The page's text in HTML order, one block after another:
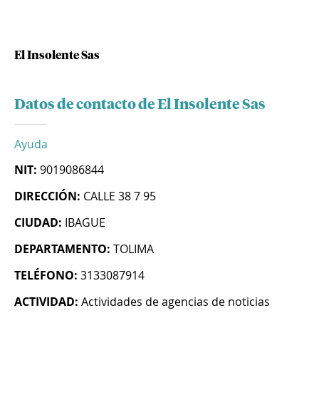
El Insolente Sas
Datos de contacto de El Insolente Sas
Ayuda
NIT: 9019086844
DIRECCIÓN: CALLE 38 7 95
CIUDAD: IBAGUE
DEPARTAMENTO: TOLIMA
TELÉFONO: 3133087914
ACTIVIDAD: Actividades de agencias de noticias